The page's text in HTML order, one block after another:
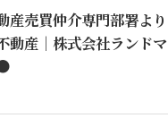
産売買仲介専門部署より
動産｜株式会社ランドマ